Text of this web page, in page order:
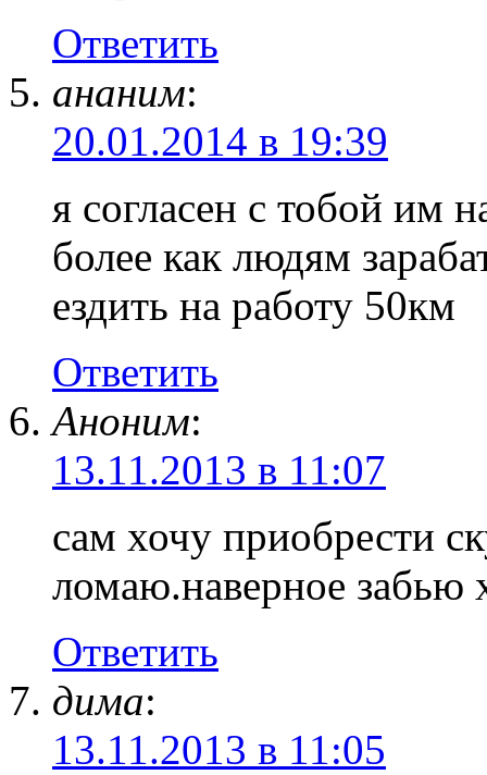
Ответить
ананим:
20.01.2014 в 19:39
я согласен с тобой им
более как людям
ездить на работу 50км
Ответить
Аноним:
13.11.2013 в 11:07
сам хочу приобрести
ломаю.наверное забью
Ответить
дима:
13.11.2013 в 11:05